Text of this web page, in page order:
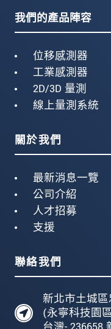
我們的產品陣容
位移感測器
工業感測器
2D/3D 量測
線上量測系統
關於我們
最新消息一覽
公司介紹
人才招募
支援
聯絡我們
新北市土城區
(永寧科技園